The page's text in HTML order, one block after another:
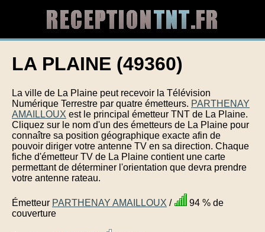
LA PLAINE (49360)
La ville de La Plaine peut recevoir la Télévision
Numérique Terrestre par quatre émetteurs. PARTHENAY
AMAILLOUX est le principal émetteur TNT de La Plaine.
Cliquez sur le nom d'un des émetteurs de La Plaine pour
connaître sa position géographique exacte afin de
pouvoir diriger votre antenne TV en sa direction. Chaque
fiche d'émetteur TV de La Plaine contient une carte
permettant de déterminer l'orientation que devra prendre
votre antenne rateau.
Émetteur PARTHENAY AMAILLOUX /
94 % de
couverture